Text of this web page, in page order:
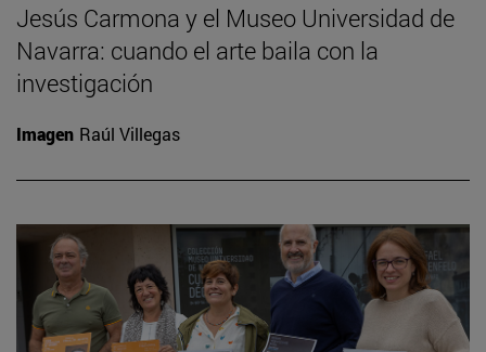
Jesús Carmona y el Museo Universidad de
Navarra: cuando el arte baila con la
investigación
Imagen Raúl Villegas